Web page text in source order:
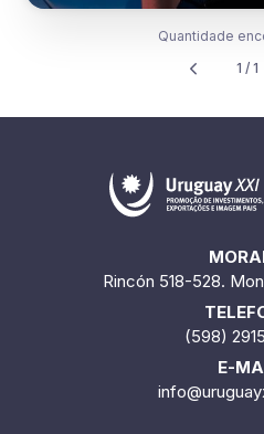
Quantidade
1 / 1
Rincón 518-528.
(598)
E-